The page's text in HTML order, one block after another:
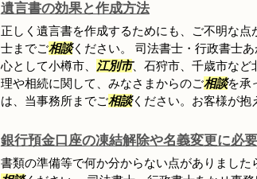
遺言書の効果と作成方法
正しく遺言書を作成するためにも、ご不明な
士までご相談ください。 司法書士・行政書士
心として小樽市、
江別市、石狩市、千歳市など
理や相続に関して、みなさまからのご相談を承
は、当事務所までご相談ください。お客様が抱
銀行預金口座の凍結解除や名義変更に必
書類の準備等で何か分からない点がありまし